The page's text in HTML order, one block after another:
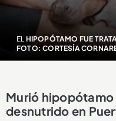
EL HIPOPÓTAMO FUE
FOTO: CORTESÍA
Murió
desnutrido en